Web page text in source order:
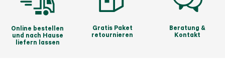
Online bestellen
und nach Hause
liefern lassen
Gratis Paket
retournieren
Beratung &
Kontakt